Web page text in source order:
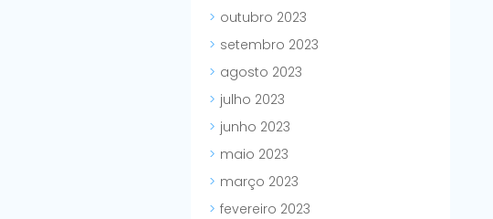
outubro 2023
setembro 2023
agosto 2023
julho 2023
junho 2023
maio 2023
março 2023
fevereiro 2023